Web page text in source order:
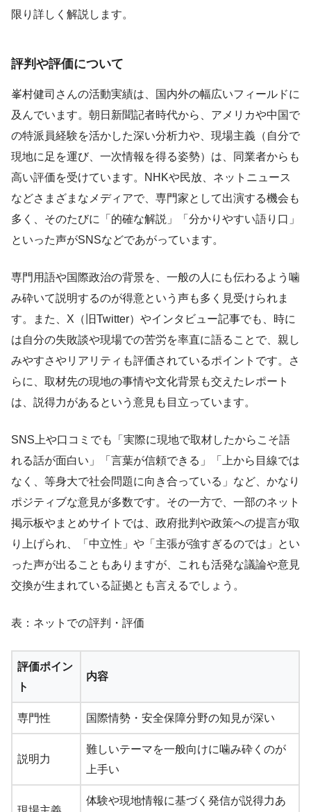
限り詳しく解説します。
評判や評価について
峯村健司さんの活動実績は、国内外の幅広いフィールドに
及んでいます。朝日新聞記者時代から、アメリカや中国で
の特派員経験を活かした深い分析力や、現場主義（自分で
現地に足を運び、一次情報を得る姿勢）は、同業者からも
高い評価を受けています。NHKや民放、ネットニュース
などさまざまなメディアで、専門家として出演する機会も
多く、そのたびに「的確な解説」「分かりやすい語り口」
といった声がSNSなどであがっています。
専門用語や国際政治の背景を、一般の人にも伝わるよう噛
み砕いて説明するのが得意という声も多く見受けられま
す。また、X（旧Twitter）やインタビュー記事でも、時に
は自分の失敗談や現場での苦労を率直に語ることで、親し
みやすさやリアリティも評価されているポイントです。さ
らに、取材先の現地の事情や文化背景も交えたレポート
は、説得力があるという意見も目立っています。
SNS上や口コミでも「実際に現地で取材したからこそ語
れる話が面白い」「言葉が信頼できる」「上から目線では
なく、等身大で社会問題に向き合っている」など、かなり
ポジティブな意見が多数です。その一方で、一部のネット
掲示板やまとめサイトでは、政府批判や政策への提言が取
り上げられ、「中立性」や「主張が強すぎるのでは」とい
った声が出ることもありますが、これも活発な議論や意見
交換が生まれている証拠とも言えるでしょう。
表：ネットでの評判・評価
評価ポイン
ト
内容
専門性 国際情勢・安全保障分野の知見が深い
説明力
難しいテーマを一般向けに噛み砕くのが
上手い
体験や現地情報に基づく発信が説得力あ